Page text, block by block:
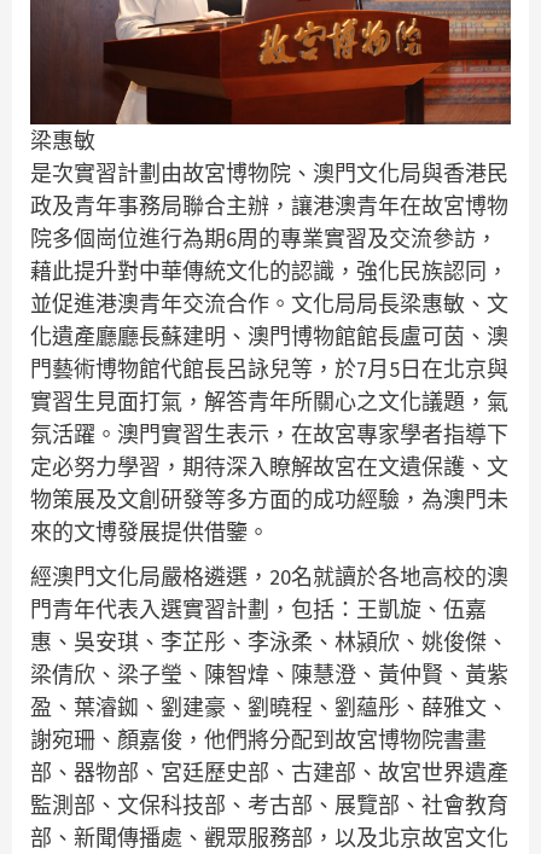
梁惠敏
是次實習計劃由故宮博物院、澳門文化局與香港民
政及青年事務局聯合主辦，讓港澳青年在故宮博物
院多個崗位進行為期6周的專業實習及交流參訪，
藉此提升對中華傳統文化的認識，強化民族認同，
並促進港澳青年交流合作。文化局局長梁惠敏、文
化遺產廳廳長蘇建明、澳門博物館館長盧可茵、澳
門藝術博物館代館長呂詠兒等，於7月5日在北京與
實習生見面打氣，解答青年所關心之文化議題，氣
氛活躍。澳門實習生表示，在故宮專家學者指導下
定必努力學習，期待深入瞭解故宮在文遺保護、文
物策展及文創研發等多方面的成功經驗，為澳門未
來的文博發展提供借鑒。
經澳門文化局嚴格遴選，20名就讀於各地高校的澳
門青年代表入選實習計劃，包括：王凱旋、伍嘉
惠、吳安琪、李芷彤、李泳柔、林潁欣、姚俊傑、
梁倩欣、梁子瑩、陳智煒、陳慧澄、黃仲賢、黃紫
盈、葉濬銣、劉建豪、劉曉程、劉蘊彤、薛雅文、
謝宛珊、顏嘉俊，他們將分配到故宮博物院書畫
部、器物部、宮廷歷史部、古建部、故宮世界遺產
監測部、文保科技部、考古部、展覽部、社會教育
部、新聞傳播處、觀眾服務部，以及北京故宮文化